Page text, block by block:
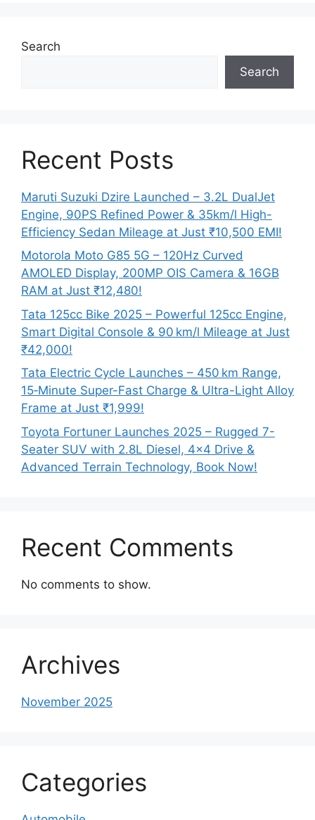
Search
Search
Recent Posts
Maruti Suzuki Dzire Launched – 3.2L DualJet
Engine, 90PS Refined Power & 35km/l High-
Efficiency Sedan Mileage at Just ₹10,500 EMI!
Motorola Moto G85 5G – 120Hz Curved
AMOLED Display, 200MP OIS Camera & 16GB
RAM at Just ₹12,480!
Tata 125cc Bike 2025 – Powerful 125cc Engine,
Smart Digital Console & 90 km/l Mileage at Just
₹42,000!
Tata Electric Cycle Launches – 450 km Range,
15‑Minute Super-Fast Charge & Ultra-Light Alloy
Frame at Just ₹1,999!
Toyota Fortuner Launches 2025 – Rugged 7-
Seater SUV with 2.8L Diesel, 4×4 Drive &
Advanced Terrain Technology, Book Now!
Recent Comments
No comments to show.
Archives
November 2025
Categories